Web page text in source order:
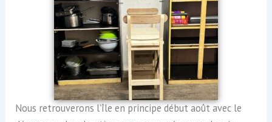
Nous retrouverons l’île en principe début août avec le